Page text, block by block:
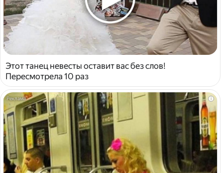
Этот танец невесты оставит вас без слов!
Пересмотрела 10 раз
i